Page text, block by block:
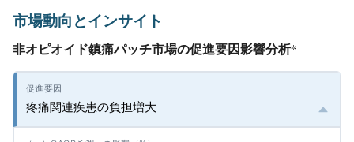
市場動向とインサイト
非オピオイド鎮痛パッチ市場の促進要因影響分析*
疼痛関連疾患の負担増大